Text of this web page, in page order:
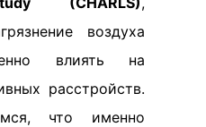
воздуха
влиять на
расстройств.
что именно